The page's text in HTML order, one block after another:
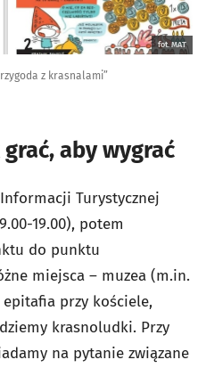
fot. MAT
z krasnalami”
aby wygrać
Turystycznej
19.00), potem
do punktu
miejsca – muzea (m.in.
epitafia przy kościele,
krasnoludki. Przy
na pytanie związane